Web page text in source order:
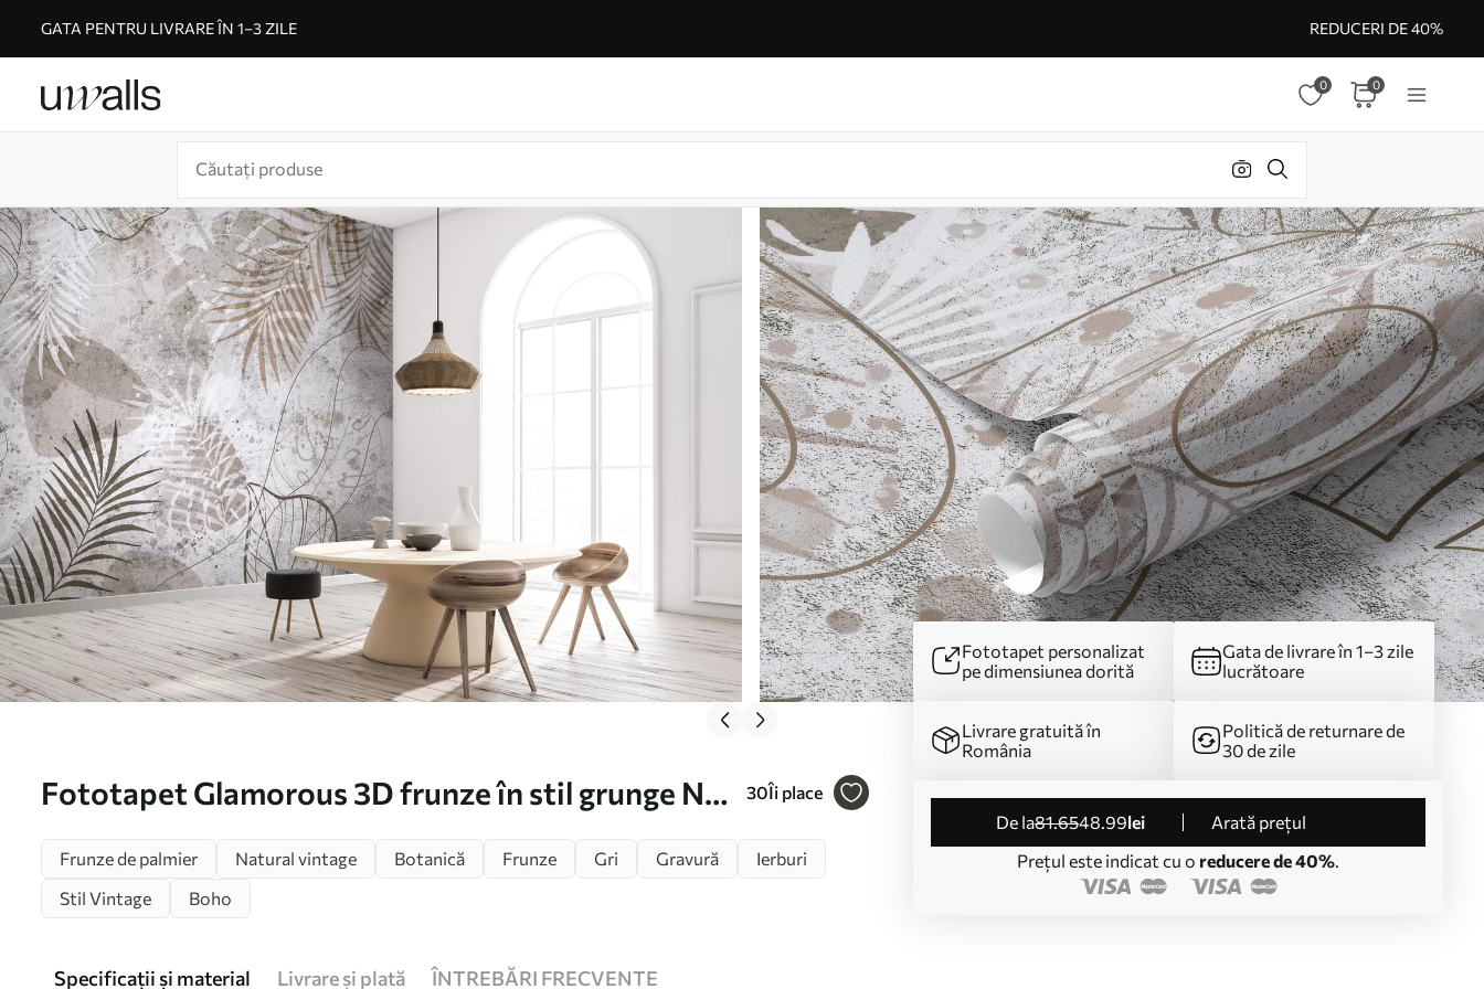
GATA PENTRU LIVRARE ÎN 1–3 ZILE REDUCERI DE 40%
0 0
Fototapet Glamorous 3D frunze în stil grunge Nr.
30Îi place
Fototapet personalizat
pe dimensiunea dorită
Gata de livrare în 1–3 zile
lucrătoare
Livrare gratuită în
România
Politică de returnare de
30 de zile
de la81.6548.99lei
Arată prețul
Prețul este indicat cu o reducere de 40%.
Frunze de palmier Natural vintage Botanică Frunze Gri Gravură
Ierburi
Stil Vintage
Boho
Specificații și material Livrare și plată ÎNTREBĂRI FRECVENTE